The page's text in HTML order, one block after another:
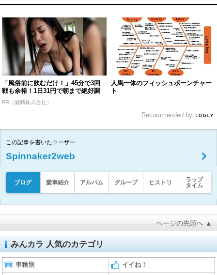
「風俗前に飲むだけ！」45分で3回
戦も余裕！1日31円で朝まで絶好調
PR（健商株式会社）
人馬一体のフィッシュボーンチャー
ト
Recommended by
この記事を書いたユーザー
Spinnaker2web
ブログ 愛車紹介 アルバム グループ ヒストリ
ラップ
タイム
ページの先頭へ ▲
みんカラ 人気のカテゴリ
車種別 イイね！